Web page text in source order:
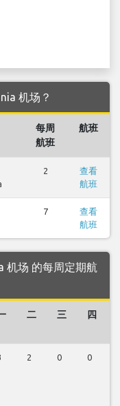
机场？
每周
航班
航班
2
查看
航班
7
查看
航班
机场 的每周定期航
二 三 四
2 0 0